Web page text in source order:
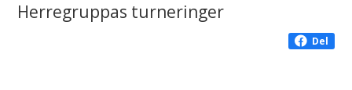
Herregruppas turneringer
Del